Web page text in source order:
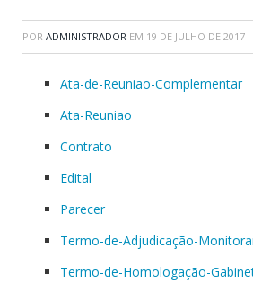
POR ADMINISTRADOR EM 19 DE JULHO DE 2017
Ata-de-Reuniao-Complementar
Ata-Reuniao
Contrato
Edital
Parecer
Termo-de-Adjudicação-
Termo-de-Homologação-